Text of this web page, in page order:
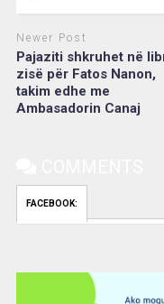
Newer Post
Pajaziti shkruhet në
zisë për Fatos Nanon,
takim edhe me
Ambasadorin Canaj
FACEBOOK: